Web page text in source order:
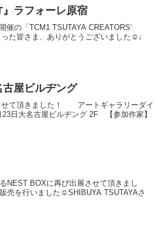
』ラフォーレ原宿
催の「TCM1 TSUTAYA CREATORS‘
た皆さま、ありがとうございました☺︎♩
屋ビルヂング
せて頂きました！ アートギャラリーダイ
日大名古屋ビルヂング 2F 【参加作家】
NEST BOXに再び出展させて頂きまし
を行いました☺︎SHIBUYA TSUTAYAさ